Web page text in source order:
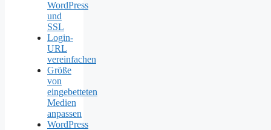
WordPress
und
SSL
Login-
URL
vereinfachen
Größe
von
eingebetteten
Medien
anpassen
WordPress